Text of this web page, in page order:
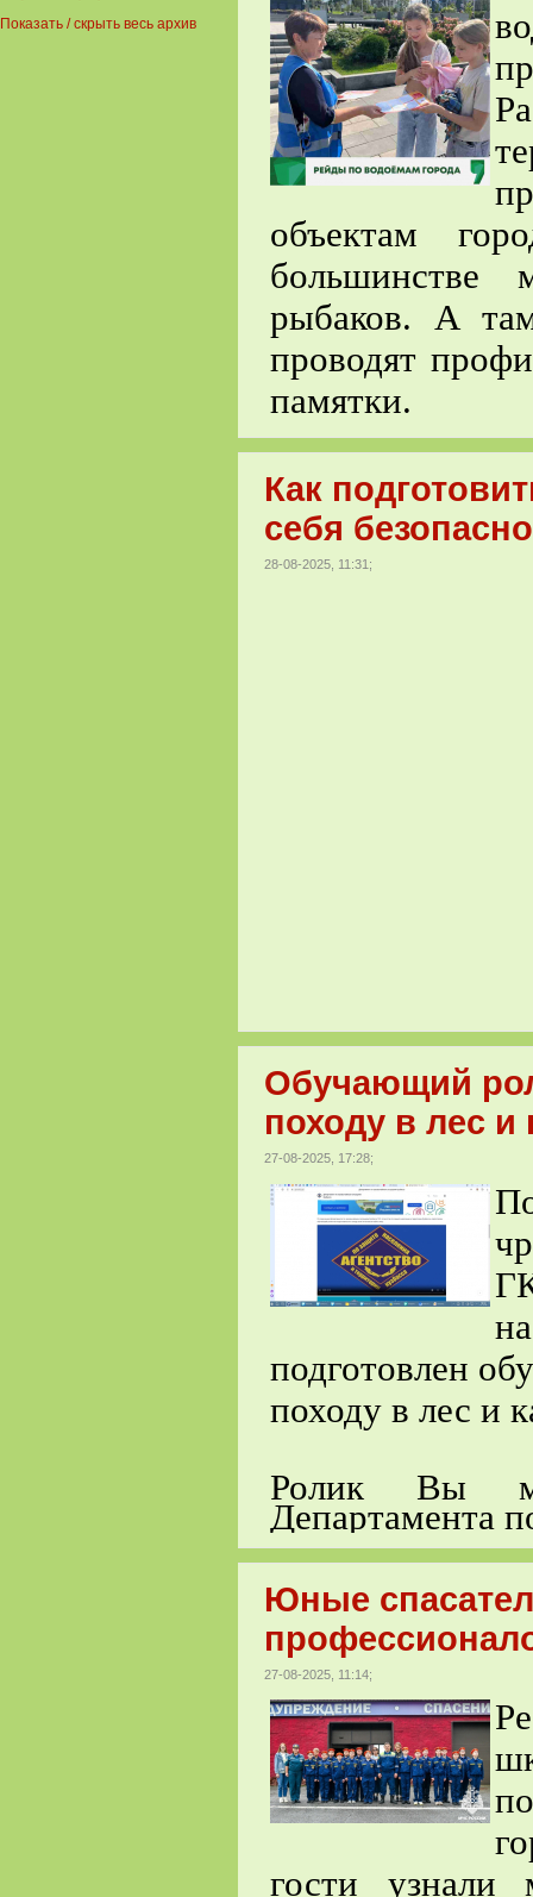
объектам
рыбаков. А
проводят
памятки.
Как
себя безопасно
28-08-2025, 11:31;
Обучающий
походу в лес и
27-08-2025, 17:28;
подготовлен
походу в лес и
Ролик Вы
Департамента
Юные
27-08-2025, 11:14;
гости узнали
Показать / скрыть весь архив